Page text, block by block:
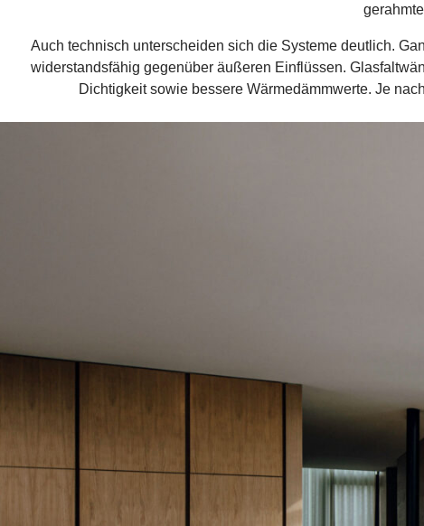
Auch technisch unterscheiden sich die Systeme deutlich.
widerstandsfähig gegenüber äußeren Einflüssen.
Dichtigkeit sowie bessere Wärmedämmwerte. Je